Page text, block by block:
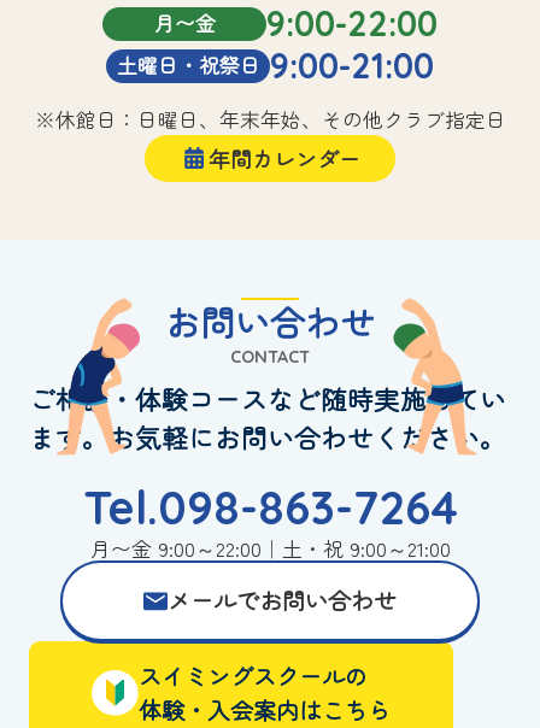
月〜金 9:00-22:00
土曜日・祝祭日 9:00-21:00
※休館日：日曜日、年末年始、その他クラブ指定日
年間カレンダー
お問い合わせ
CONTACT
ご相談・体験コースなど随時実施してい
ます。お気軽にお問い合わせください。
Tel.098-863-7264
月〜金 9:00～22:00｜土・祝 9:00～21:00
メールでお問い合わせ
スイミングスクールの
体験・入会案内はこちら